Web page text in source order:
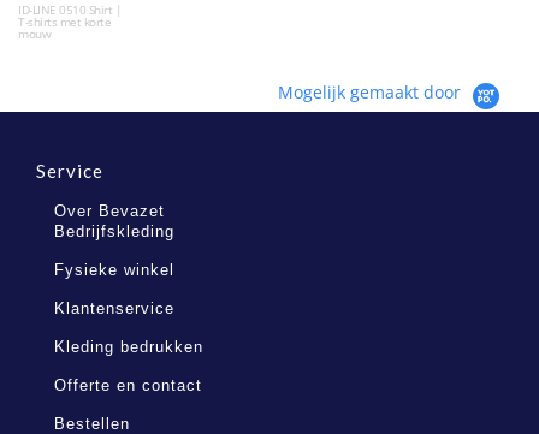
ID-LINE 0510 Shirt |
T-shirts met korte
mouw
Mogelijk gemaakt door
Service
Over Bevazet
Bedrijfskleding
Fysieke winkel
Klantenservice
Kleding bedrukken
Offerte en contact
Bestellen